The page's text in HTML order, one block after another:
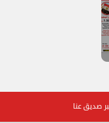
صديق عنا